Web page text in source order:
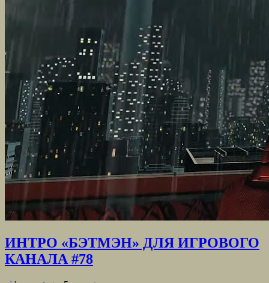
ИНТРО «БЭТМЭН» ДЛЯ ИГРОВОГО
КАНАЛА #78